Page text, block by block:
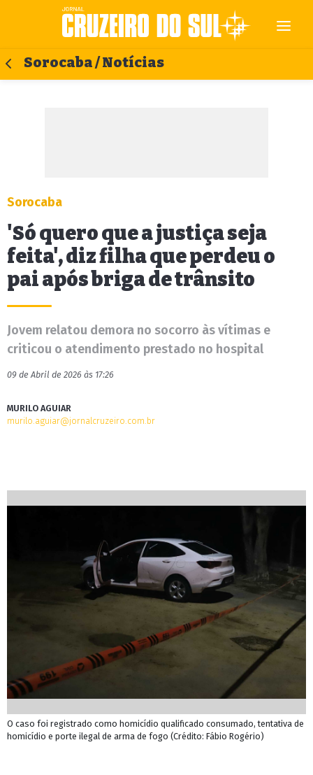
Sorocaba / Notícias
Sorocaba
'Só quero que a justiça seja
feita', diz filha que perdeu o
pai após briga de trânsito
Jovem relatou demora no socorro às vítimas e
criticou o atendimento prestado no hospital
09 de Abril de 2026 às 17:26
MURILO AGUIAR
murilo.aguiar@jornalcruzeiro.com.br
O caso foi registrado como homicídio qualificado consumado, tentativa de
homicídio e porte ilegal de arma de fogo (Crédito: Fábio Rogério)